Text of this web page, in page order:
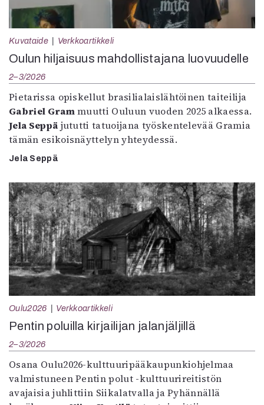
Kuvataide Verkkoartikkeli
Oulun hiljaisuus mahdollistajana luovuudelle
2–3/2026
Pietarissa opiskellut brasilialaislähtöinen taiteilija
Gabriel Grammuutti Ouluun vuoden 2025 alkaessa.
Jela Seppä jututti tatuoijana työskentelevää Gramia
tämän esikoisnäyttelyn yhteydessä.
Jela Seppä
Oulu2026 Verkkoartikkeli
Pentin poluilla kirjailijan jalanjäljillä
2–3/2026
Osana Oulu2026-kulttuuripääkaupunkiohjelmaa
valmistuneen Pentin polut -kulttuurireitistön
avajaisia juhlittiin Siikalatvalla ja Pyhännällä